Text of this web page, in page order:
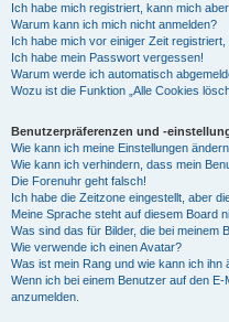
Ich habe mich registriert, kann mich
Warum kann ich mich nicht anmelden?
Ich habe mich vor einiger Zeit
Ich habe mein Passwort vergessen!
Warum werde ich automatisch
Wozu ist die Funktion „Alle Cookies
Benutzerpräferenzen und -
Wie kann ich meine Einstellungen
Wie kann ich verhindern, dass mein
Die Forenuhr geht falsch!
Ich habe die Zeitzone eingestellt, aber
Meine Sprache steht auf diesem Board
Was sind das für Bilder, die bei meinem
Wie verwende ich einen Avatar?
Was ist mein Rang und wie kann ich ihn
Wenn ich bei einem Benutzer auf den
anzumelden.